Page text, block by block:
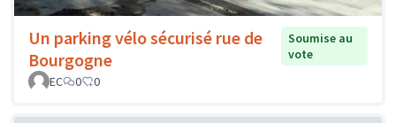
Un parking vélo sécurisé rue de
Bourgogne
Soumise au
vote
EC
0 0